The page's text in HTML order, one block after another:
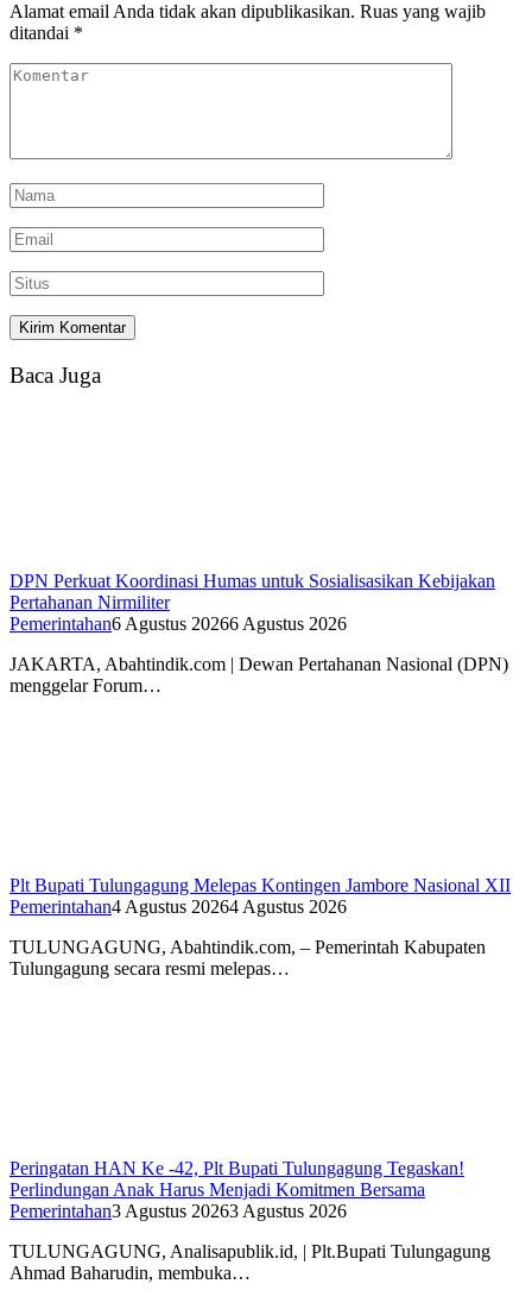
Alamat email Anda tidak akan dipublikasikan. Ruas yang wajib
ditandai *
Baca Juga
DPN Perkuat Koordinasi Humas untuk Sosialisasikan Kebijakan
Pertahanan Nirmiliter
Pemerintahan6 Agustus 20266 Agustus 2026
JAKARTA, Abahtindik.com | Dewan Pertahanan Nasional (DPN)
menggelar Forum…
Plt Bupati Tulungagung Melepas Kontingen Jambore Nasional XII
Pemerintahan4 Agustus 20264 Agustus 2026
TULUNGAGUNG, Abahtindik.com, – Pemerintah Kabupaten
Tulungagung secara resmi melepas…
Peringatan HAN Ke -42, Plt Bupati Tulungagung Tegaskan!
Perlindungan Anak Harus Menjadi Komitmen Bersama
Pemerintahan3 Agustus 20263 Agustus 2026
TULUNGAGUNG, Analisapublik.id, | Plt.Bupati Tulungagung
Ahmad Baharudin, membuka…